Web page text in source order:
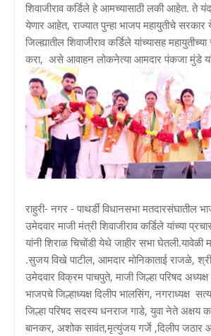
शिवाजीराव कर्डिले हे आमच्यासाठी लकी आहेत. ते
येणार आहेत, राज्यात पुन्हा भाजप महायुतीचे
जिल्ह्यातील शिवाजीराव कर्डिले यांच्यासह
करा, असे आवाहन लोकनेत्या आमदार पंकजा मुंडे
राहुरी- नगर - पाथर्डी विधानसभा मतदारसंघातील
उमेदवार माजी मंत्री शिवाजीराव कर्डिले यांच्या
यांनी शिराळ चिचोंडी येथे जाहीर सभा घेतली.यावेळी
.सुजय विखे पाटील, आमदार मोनिकाताई राजळे,
उमेदवार विक्रम पाचपुते, माजी जिल्हा परिषद
भाजपचे जिल्हाध्यक्ष दिलीप भालसिंग, नगराध्यक्ष
जिल्हा परिषद सदस्य धनराज गाडे, युवा नेते
बानकर, अशोक सावंत,मृत्युंजय गर्जे ,दिलीप जठार